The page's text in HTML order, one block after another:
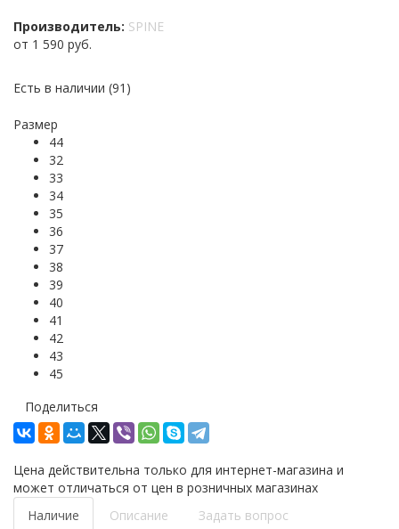
Производитель: SPINE
от 1 590 руб.
Есть в наличии (91)
Размер
44
32
33
34
35
36
37
38
39
40
41
42
43
45
Поделиться
Цена действительна только для интернет-магазина и
может отличаться от цен в розничных магазинах
Наличие
Описание
Задать вопрос